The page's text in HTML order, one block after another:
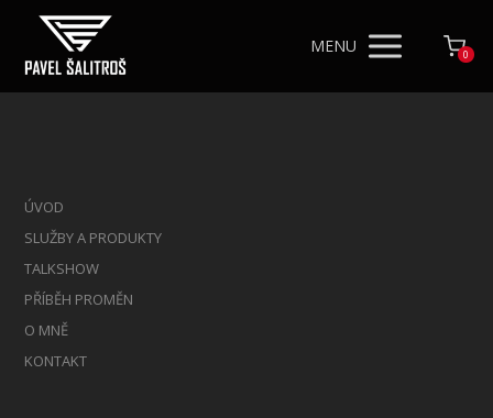
MENU 0
ÚVOD
SLUŽBY A PRODUKTY
TALKSHOW
PŘÍBĚH PROMĚN
O MNĚ
KONTAKT